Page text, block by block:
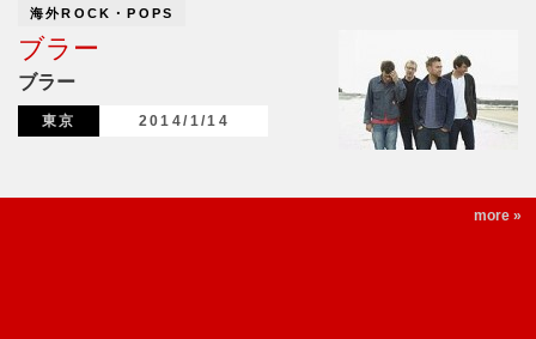
海外ROCK・POPS
ブラー
ブラー
東京 2014/1/14
more »